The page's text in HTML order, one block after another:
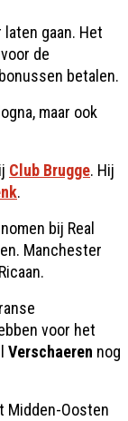
laten gaan. Het
de
betalen.
maar ook
Club Brugge. Hij
.
bij Real
Manchester
voor het
Verschaeren nog
Midden-Oosten